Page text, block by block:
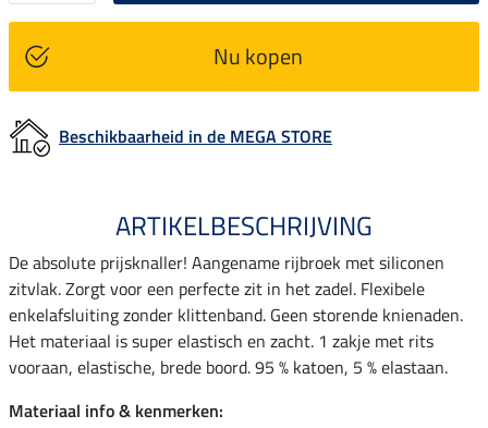
Nu kopen
Beschikbaarheid in de MEGA STORE
ARTIKELBESCHRIJVING
De absolute prijsknaller! Aangename rijbroek met siliconen
zitvlak. Zorgt voor een perfecte zit in het zadel. Flexibele
enkelafsluiting zonder klittenband. Geen storende knienaden.
Het materiaal is super elastisch en zacht. 1 zakje met rits
vooraan, elastische, brede boord. 95 % katoen, 5 % elastaan.
Materiaal info & kenmerken: